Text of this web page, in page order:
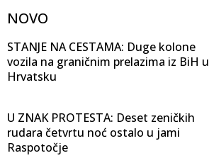
NOVO
STANJE NA CESTAMA: Duge kolone
vozila na graničnim prelazima iz BiH u
Hrvatsku
U ZNAK PROTESTA: Deset zeničkih
rudara četvrtu noć ostalo u jami
Raspotočje